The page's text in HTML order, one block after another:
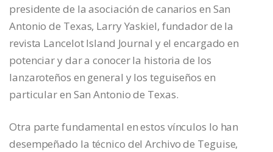
presidente de la asociación de canarios en San
Antonio de Texas, Larry Yaskiel, fundador de la
revista Lancelot Island Journal y el encargado en
potenciar y dar a conocer la historia de los
lanzaroteños en general y los teguiseños en
particular en San Antonio de Texas.
Otra parte fundamental en estos vínculos lo han
desempeñado la técnico del Archivo de Teguise,